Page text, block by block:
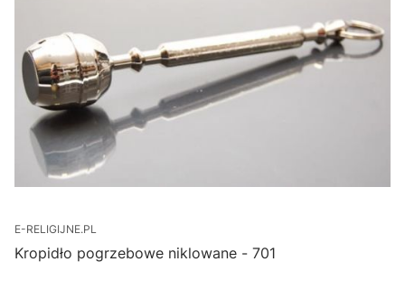
E-RELIGIJNE.PL
Kropidło pogrzebowe niklowane - 701